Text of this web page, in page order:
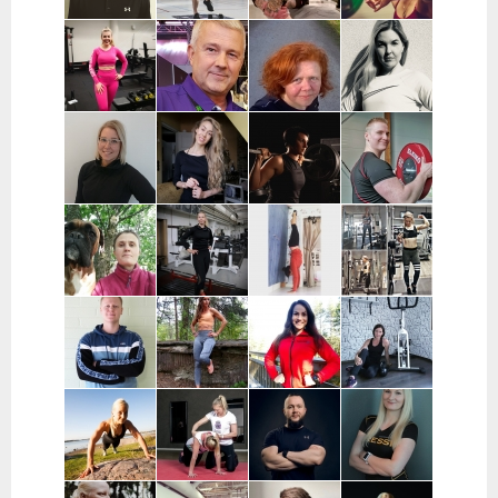
Joni Vuopio |
Pääkaupunkiseutu
Luukas Tukia |
Helsinki
Heli Toro |
Riihimäki,
Hyvinkää,
Hausjärvi,
Loppi,
Janakkala
Tanja Juntunen |
Päijät-Häme ja
Pääkaupunkiseutu
Charlotta
Grönberg |
Pääkaupunkiseutu
Stefan
Westerback |
Pääkaupunkiseutu
Eeva Nuutinen |
Pääkaupunkiseutu
ja Muu Suomi
Routa
Training |
Helsinki ja
Espoo
Jenni Sukko |
Oulu
Elina Lepistö |
Pirkanmaa
Heidi Soikkeli
| Tampere
Jani Lehtilä |
Turku ja etä
Kati Raittinen
| Turku, Raisio,
Mynämäki,
Masku,
Nousiainen
Jenna Hakala
| Turku ja
Varsinais-
Suomi
Leinimaa |
Hyvinkää,
Hausjärvi,
Riihimäki
Christin
Moritz |
Helsinki,
Espoo ja
Vantaa
Samuli
Huttunen |
Porvoo ja
lähialueet
Janette
Latva-
Valkama |
Tampere ja
lähialueet
Sofia Kuisti-
Rannanjärvi |
Seinäjoki ja
etä
Jenni Harala |
Keski-Uusimaa ja
Pääkaupunkiseutu